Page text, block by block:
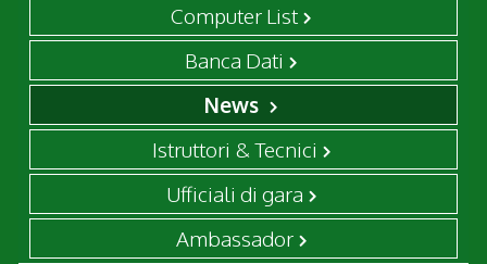
Computer List
Banca Dati
News
Istruttori & Tecnici
Ufficiali di gara
Ambassador